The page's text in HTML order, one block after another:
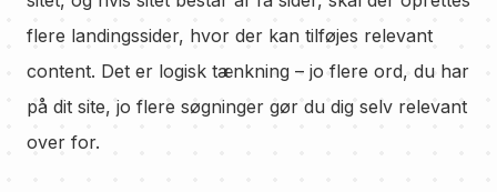
flere landingssider, hvor der kan tilføjes relevant
content. Det er logisk tænkning – jo flere ord, du har
på dit site, jo flere søgninger gør du dig selv relevant
over for.